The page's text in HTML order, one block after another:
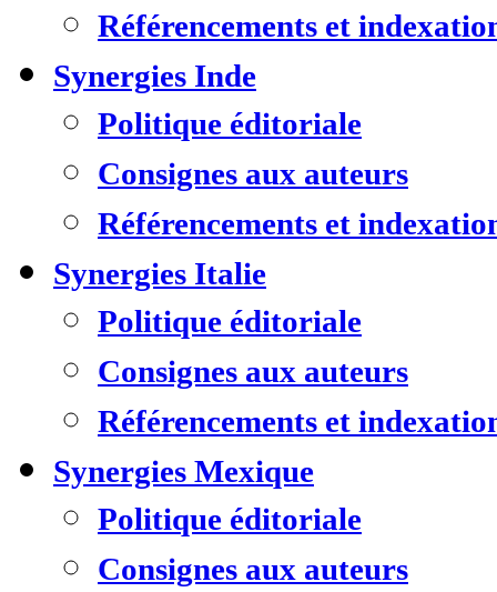
Référencements et
Synergies Inde
Politique éditoriale
Consignes aux auteurs
Référencements et
Synergies Italie
Politique éditoriale
Consignes aux auteurs
Référencements et
Synergies Mexique
Politique éditoriale
Consignes aux auteurs